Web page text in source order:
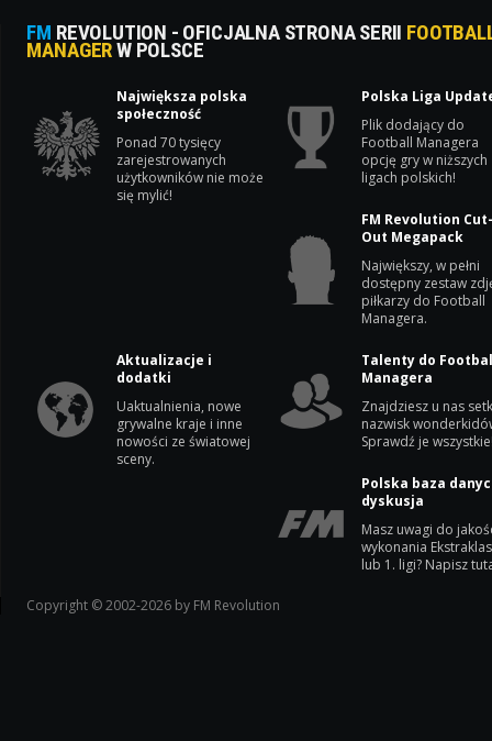
FM REVOLUTION - OFICJALNA STRONA SERII
MANAGERW POLSCE
Największa polska
społeczność
Ponad 70 tysięcy
zarejestrowanych
użytkowników nie może
się mylić!
Polska Liga
Plik dodający do
Football Managera
opcję gry w niższych
ligach polskich!
FM Revolution
Out Megapack
Największy, w pełni
dostępny zestaw
piłkarzy do Football
Managera.
Aktualizacje i
dodatki
Uaktualnienia, nowe
grywalne kraje i inne
nowości ze światowej
sceny.
Talenty do
Managera
Znajdziesz u nas
nazwisk
Sprawdź je
Polska baza
dyskusja
Masz uwagi do
wykonania
lub 1. ligi? Napisz
Copyright © 2002-2026 by FM Revolution